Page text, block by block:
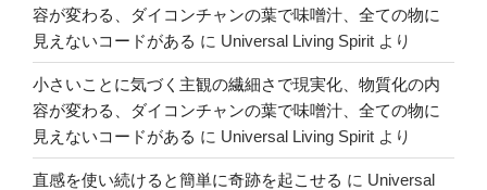
容が変わる、ダイコンチャンの葉で味噌汁、全ての物に
見えないコードがある に Universal Living Spirit より
小さいことに気づく主観の繊細さで現実化、物質化の内
容が変わる、ダイコンチャンの葉で味噌汁、全ての物に
見えないコードがある に Universal Living Spirit より
直感を使い続けると簡単に奇跡を起こせる に Universal